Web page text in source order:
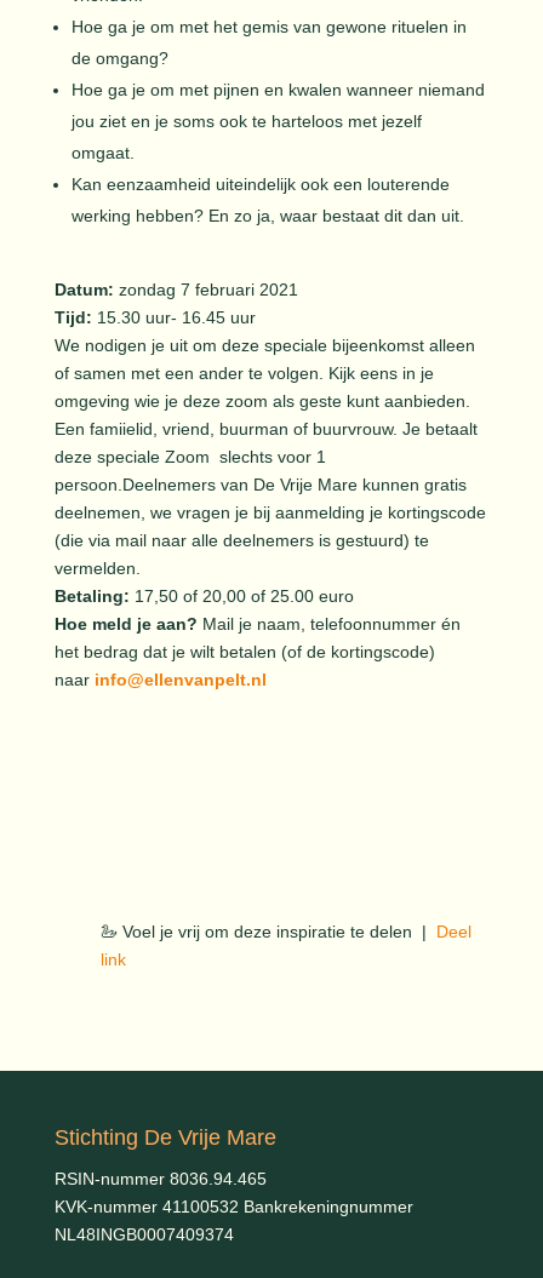
Hoe ga je om met het gemis van gewone rituelen in
de omgang?
Hoe ga je om met pijnen en kwalen wanneer niemand
jou ziet en je soms ook te harteloos met jezelf
omgaat.
Kan eenzaamheid uiteindelijk ook een louterende
werking hebben? En zo ja, waar bestaat dit dan uit.
Datum: zondag 7 februari 2021
Tijd: 15.30 uur- 16.45 uur
We nodigen je uit om deze speciale bijeenkomst alleen
of samen met een ander te volgen. Kijk eens in je
omgeving wie je deze zoom als geste kunt aanbieden.
Een famiielid, vriend, buurman of buurvrouw. Je betaalt
deze speciale Zoom slechts voor 1
persoon. Deelnemers van De Vrije Mare kunnen gratis
deelnemen, we vragen je bij aanmelding je kortingscode
(die via mail naar alle deelnemers is gestuurd) te
vermelden.
Betaling: 17,50 of 20,00 of 25.00 euro
Hoe meld je aan? Mail je naam, telefoonnummer én
het bedrag dat je wilt betalen (of de kortingscode)
naar info@ellenvanpelt.nl
🦢 Voel je vrij om deze inspiratie te delen |
Deel
link
Stichting De Vrije Mare
RSIN-nummer 8036.94.465
KVK-nummer 41100532 Bankrekeningnummer
NL48INGB0007409374